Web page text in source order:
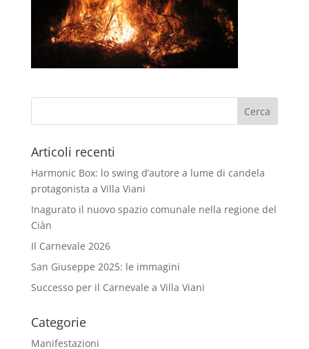
Articoli recenti
Harmonic Box: lo swing d’autore a lume di candela
protagonista a Villa Viani
Inagurato il nuovo spazio comunale nella regione del
Ciàn
Il Carnevale 2026
San Giuseppe 2025: le immagini
Successo per il Carnevale a Villa Viani
Categorie
Manifestazioni